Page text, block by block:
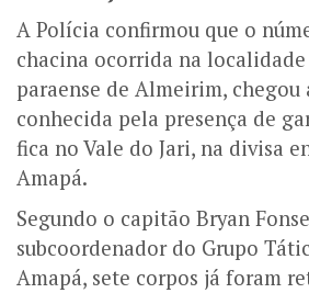
A Polícia confirmou que o
chacina ocorrida na
paraense de Almeirim,
conhecida pela presença de
fica no Vale do Jari, na divisa
Amapá.
Segundo o capitão Bryan
subcoordenador do Grupo
Amapá, sete corpos já foram